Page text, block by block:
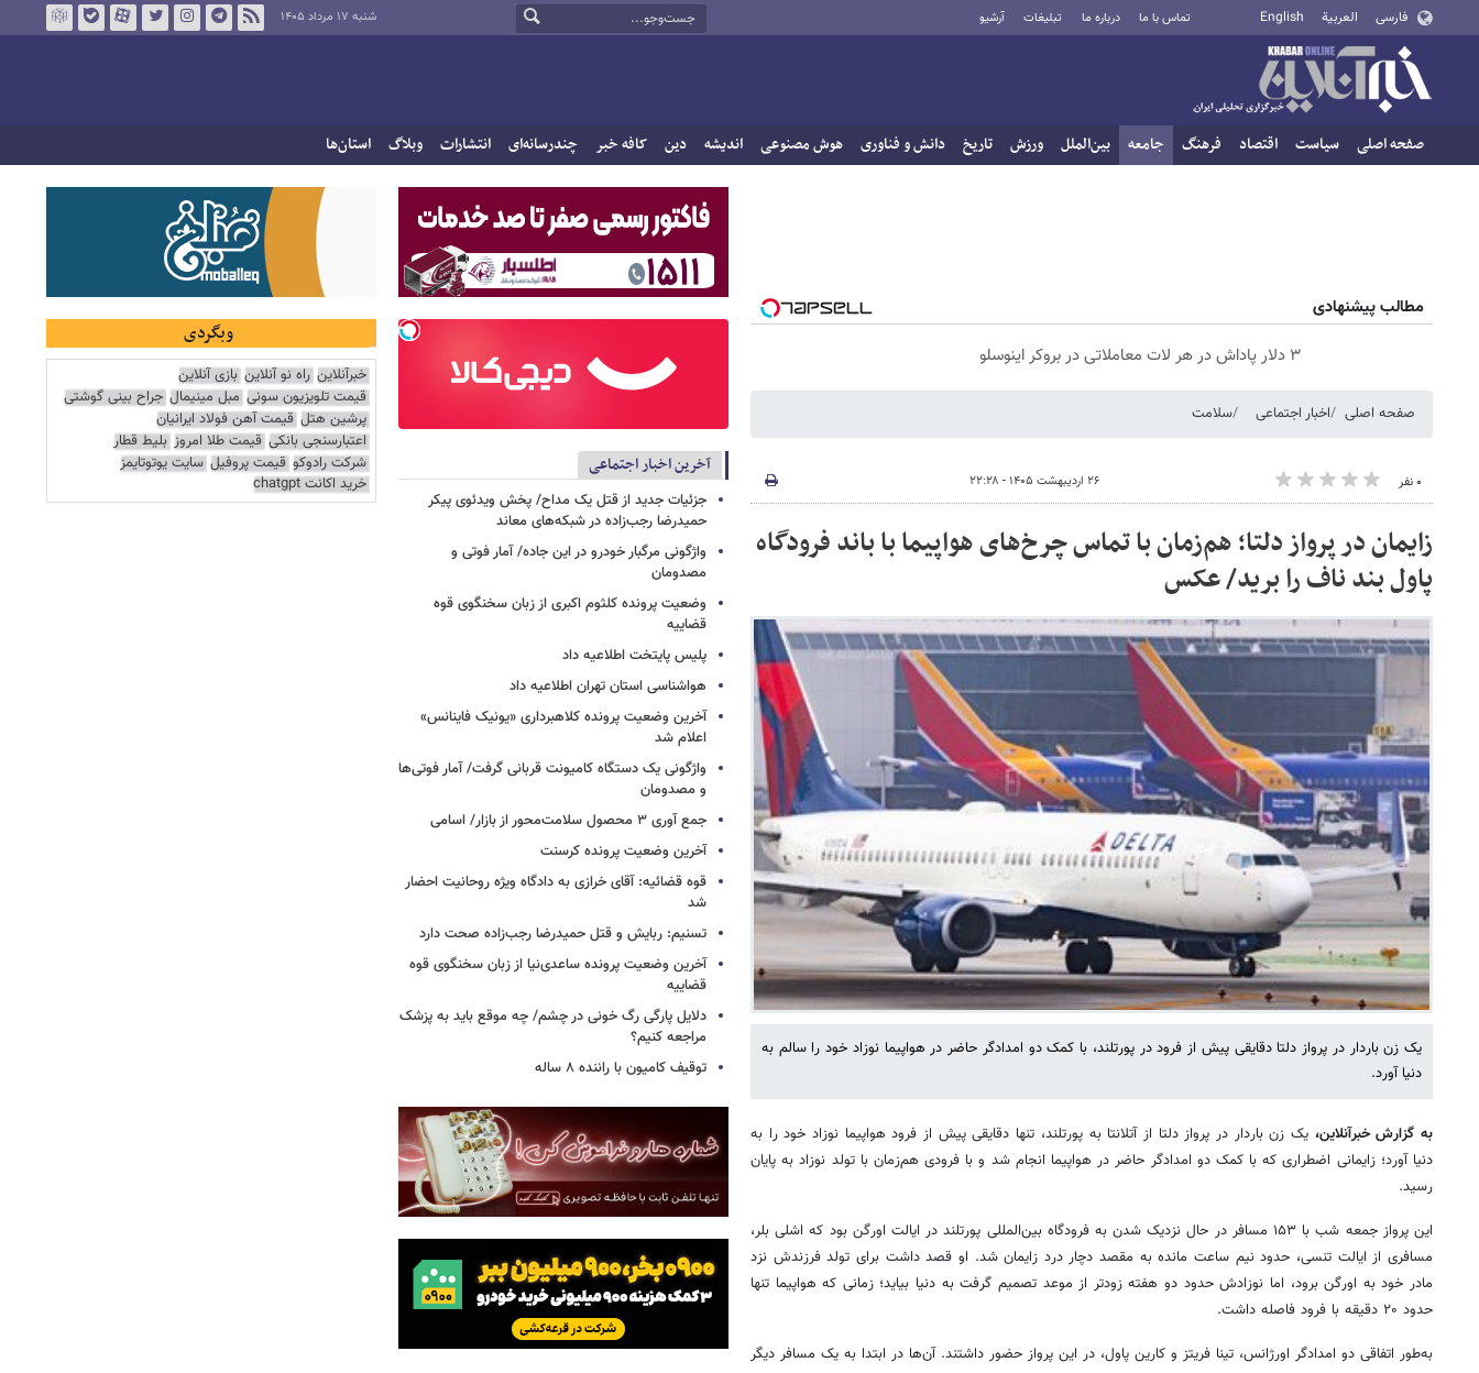
فارسی العربية English تماس با ما درباره ما تبلیغات آرشیو شنبه ۱۷ مرداد ۱۴۰۵
صفحه اصلی سیاست اقتصاد فرهنگ جامعه بین‌الملل ورزش تاریخ دانش و فناوری هوش مصنوعی اندیشه دین کافه خبر چندرسانه‌ای انتشارات وبلاگ استان‌ها
مطالب پیشنهادی
۳ دلار پاداش در هر لات معاملاتی در بروکر اینوسلو
صفحه اصلی اخبار اجتماعی سلامت
۰ نفر ۲۶ اردیبهشت ۱۴۰۵ - ۲۲:۲۸
زایمان در پرواز دلتا؛ هم‌زمان با تماس چرخ‌های هواپیما با باند فرودگاه
پاول بند ناف را برید/ عکس
یک زن باردار در پرواز دلتا دقایقی پیش از فرود در پورتلند، با کمک دو امدادگر حاضر در هواپیما نوزاد خود را سالم به
دنیا آورد.
به گزارش خبرآنلاین، یک زن باردار در پرواز دلتا از آتلانتا به پورتلند، تنها دقایقی پیش از فرود هواپیما نوزاد خود را به
دنیا آورد؛ زایمانی اضطراری که با کمک دو امدادگر حاضر در هواپیما انجام شد و با فرودی هم‌زمان با تولد نوزاد به پایان
رسید.
این پرواز جمعه شب با ۱۵۳ مسافر در حال نزدیک شدن به فرودگاه بین‌المللی پورتلند در ایالت اورگن بود که اشلی بلر،
مسافری از ایالت تنسی، حدود نیم ساعت مانده به مقصد دچار درد زایمان شد. او قصد داشت برای تولد فرزندش نزد
مادر خود به اورگن برود، اما نوزادش حدود دو هفته زودتر از موعد تصمیم گرفت به دنیا بیاید؛ زمانی که هواپیما تنها
حدود ۲۰ دقیقه با فرود فاصله داشت.
به‌طور اتفاقی دو امدادگر اورژانس، تینا فریتز و کارین پاول، در این پرواز حضور داشتند. آن‌ها در ابتدا به یک مسافر دیگر
آخرین اخبار اجتماعی
جزئیات جدید از قتل یک مداح/ پخش ویدئوی پیکر
حمیدرضا رجب‌زاده در شبکه‌های معاند
واژگونی مرگبار خودرو در این جاده/ آمار فوتی و
مصدومان
وضعیت پرونده کلثوم اکبری از زبان سخنگوی قوه
قضاییه
پلیس پایتخت اطلاعیه داد
هواشناسی استان تهران اطلاعیه داد
آخرین وضعیت پرونده کلاهبرداری «یونیک فاینانس»
اعلام شد
واژگونی یک دستگاه کامیونت قربانی گرفت/ آمار فوتی‌ها
و مصدومان
جمع آوری ۳ محصول سلامت‌محور از بازار/ اسامی
آخرین وضعیت پرونده کرسنت
قوه قضائیه: آقای خرازی به دادگاه ویژه روحانیت احضار
شد
تسنیم: ربایش و قتل حمیدرضا رجب‌زاده صحت دارد
آخرین وضعیت پرونده ساعدی‌نیا از زبان سخنگوی قوه
قضاییه
دلایل پارگی رگ خونی در چشم/ چه موقع باید به پزشک
مراجعه کنیم؟
توقیف کامیون با راننده ۸ ساله
وبگردی
خبرآنلاین راه نو آنلاین بازی آنلاین
قیمت تلویزیون سونی مبل مینیمال جراح بینی گوشتی
پرشین هتل قیمت آهن فولاد ایرانیان
اعتبارسنجی بانکی قیمت طلا امروز بلیط قطار
شرکت رادوکو قیمت پروفیل سایت یوتوتایمز
خرید اکانت chatgpt